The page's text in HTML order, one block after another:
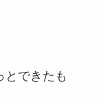
とできたも